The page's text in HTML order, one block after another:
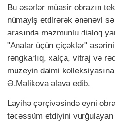
Bu əsərlər müasir obrazın
nümayiş etdirərək ənənəvi
arasında məzmunlu dialoq
"Analar üçün çiçəklər"
rəngkarlıq, xalça, vitraj və
muzeyin daimi
Ə.Məlikova əlavə edib.
Layihə çərçivəsində eyni
təcəssüm etdiyini